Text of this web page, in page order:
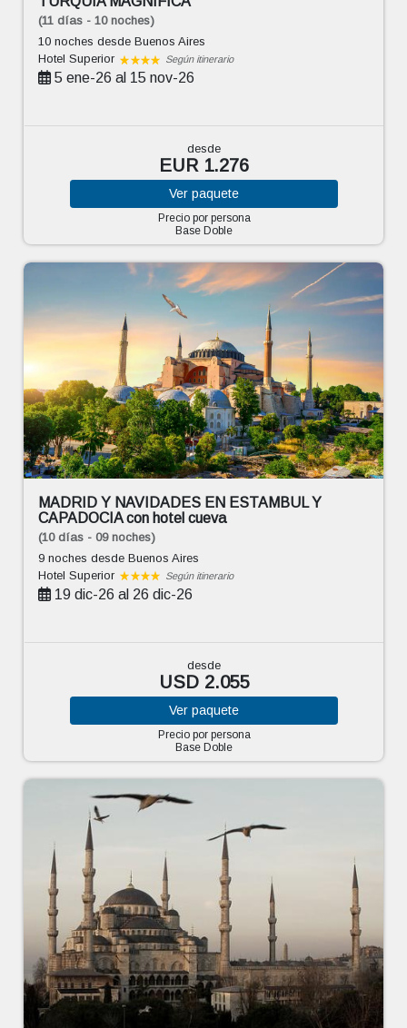
(11 días - 10 noches)
10 nochesdesde Buenos Aires
Hotel Superior
Según itinerario
5 ene-26 al 15 nov-26
desde
EUR 1.276
Ver paquete
Precio por persona
Base Doble
MADRID Y NAVIDADES EN ESTAMBUL Y
CAPADOCIA con hotel cueva
(10 días - 09 noches)
9 nochesdesde Buenos Aires
Hotel Superior
Según itinerario
19 dic-26 al 26 dic-26
desde
USD 2.055
Ver paquete
Precio por persona
Base Doble